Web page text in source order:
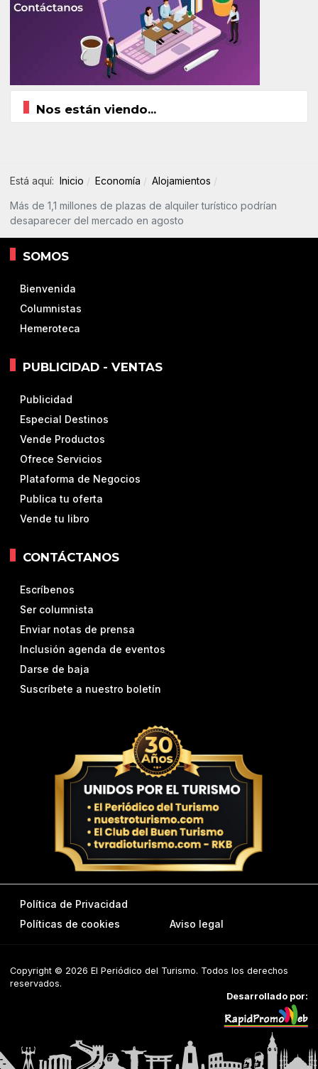
Nos están viendo...
Está aquí: Inicio Economía Alojamientos
Más de 1,1 millones de plazas de alquiler turístico podrían
desaparecer del mercado en agosto
SOMOS
Bienvenida
Columnistas
Hemeroteca
PUBLICIDAD - VENTAS
Publicidad
Especial Destinos
Vende Productos
Ofrece Servicios
Plataforma de Negocios
Publica tu oferta
Vende tu libro
CONTÁCTANOS
Escríbenos
Ser columnista
Enviar notas de prensa
Inclusión agenda de eventos
Darse de baja
Suscríbete a nuestro boletín
Política de Privacidad
Políticas de cookies
Aviso legal
Copyright © 2026 El Periódico del Turismo. Todos los derechos
reservados.
Desarrollado por: